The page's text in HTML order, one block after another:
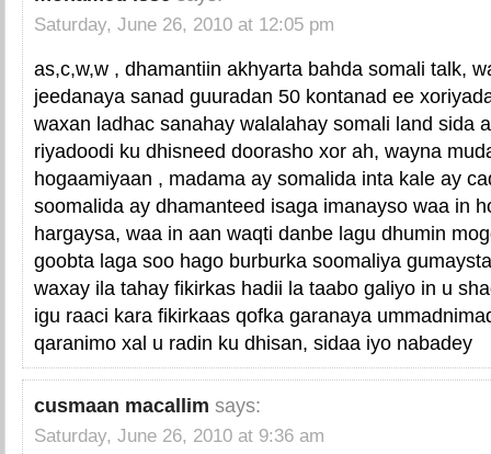
Saturday, June 26, 2010 at 12:05 pm
as,c,w,w , dhamantiin akhyarta bahda somali talk,
jeedanaya sanad guuradan 50 kontanad ee
waxan ladhac sanahay walalahay somali land sida
riyadoodi ku dhisneed doorasho xor ah, wayna
hogaamiyaan , madama ay somalida inta kale ay
soomalida ay dhamanteed isaga imanayso waa in
hargaysa, waa in aan waqti danbe lagu dhumin
goobta laga soo hago burburka soomaliya
waxay ila tahay fikirkas hadii la taabo galiyo in u
igu raaci kara fikirkaas qofka garanaya
qaranimo xal u radin ku dhisan, sidaa iyo nabadey
cusmaan macallim says:
Saturday, June 26, 2010 at 9:36 am